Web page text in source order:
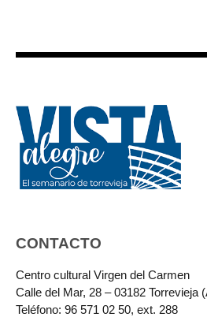
CONTACTO
Centro cultural Virgen del Carmen
Calle del Mar, 28 – 03182 Torrevieja
Teléfono: 96 571 02 50, ext. 288